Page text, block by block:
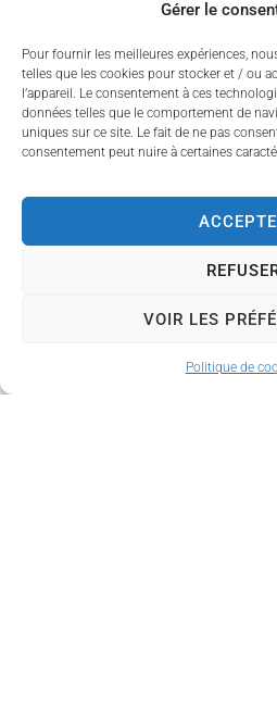
Gérer le
Pour fournir les meilleures expériences,
telles que les cookies pour stocker et / ou
l’appareil. Le consentement à ces
données telles que le comportement de
uniques sur ce site. Le fait de ne pas
consentement peut nuire à certaines
VOIR LES
Politique de
Vie municipale